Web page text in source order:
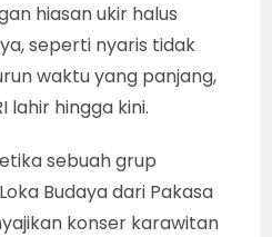
hiasan ukir halus
seperti nyaris tidak
waktu yang panjang,
lahir hingga kini.
sebuah grup
Budaya dari Pakasa
konser karawitan